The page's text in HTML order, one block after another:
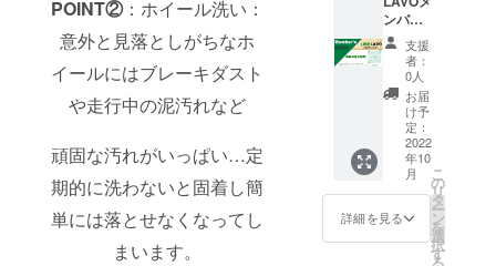
POINT②：ホイール洗い：
意外と見落としがちなホ
イールにはブレーキダスト
や走行中の泥汚れなど
頑固な汚れがいっぱい…定
期的に洗わないと固着し簡
単には落とせなくなってし
まいます。
い。
ご記入
をお願
いいた
しま
す。 ま
た注意
事項を
御確認
お願い
いたし
ます。
点があ
りまし
（例：
ランク
ル、ハ
イラッ
クス）
備考欄
にお車
のメー
カーと
車種の
記入を
しま
す。 ま
かりま
せん。
サイズ
につい
て：車
検証の
全長×全
幅×全高
＝サイ
LL
お伺い
いたし
ます。
※こちら
は一般
の料金
から
￥500-
OFFさ
せてい
ただき
ます。
ンバー
年会
費
￥10,00
0- の
ところ
20％OO
Fの
￥8,000
- ！！
メン
バー様
特典 ①
出張費
支援
者：
0人
お届
け予
定：
2022
年10
月
詳細を見る
こ
の
リ
タ
ー
ン
を
選
択
す